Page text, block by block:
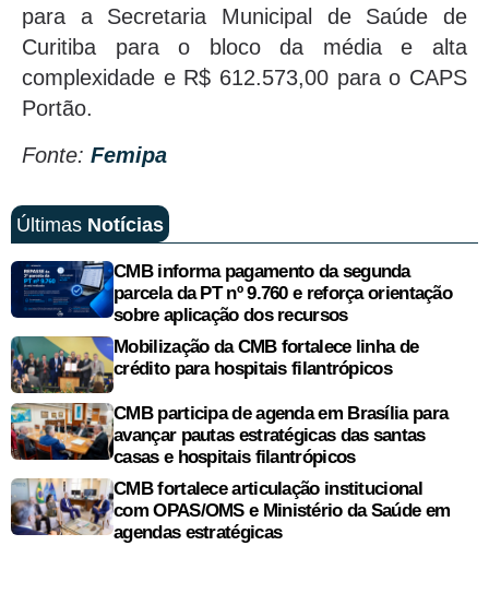
para a Secretaria Municipal de Saúde de
Curitiba para o bloco da média e alta
complexidade e R$ 612.573,00 para o CAPS
Portão.
Fonte: Femipa
Últimas Notícias
CMB informa pagamento da segunda
parcela da PT nº 9.760 e reforça orientação
sobre aplicação dos recursos
Mobilização da CMB fortalece linha de
crédito para hospitais filantrópicos
CMB participa de agenda em Brasília para
avançar pautas estratégicas das santas
casas e hospitais filantrópicos
CMB fortalece articulação institucional
com OPAS/OMS e Ministério da Saúde em
agendas estratégicas